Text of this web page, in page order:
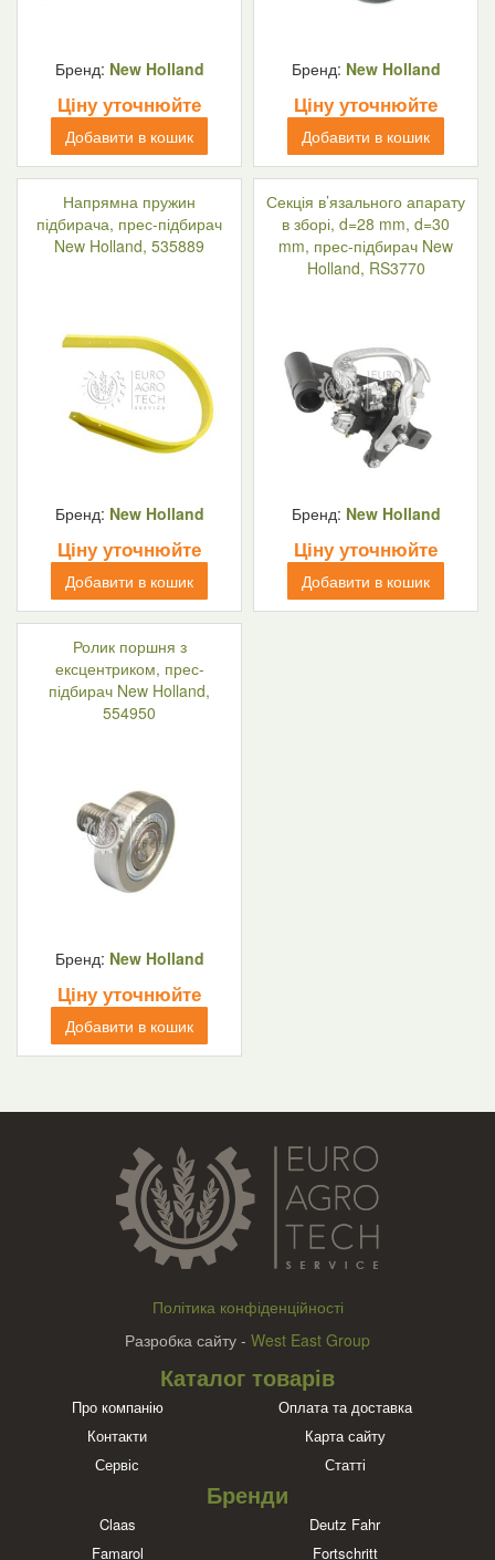
Бренд: New Holland
Ціну уточнюйте
Добавити в кошик
Бренд: New Holland
Ціну уточнюйте
Добавити в кошик
Напрямна пружин
підбирача, прес-підбирач
New Holland, 535889
Бренд: New Holland
Ціну уточнюйте
Добавити в кошик
Секція в’язального апарату
в зборі, d=28 mm, d=30
mm, прес-підбирач New
Holland, RS3770
Бренд: New Holland
Ціну уточнюйте
Добавити в кошик
Ролик поршня з
ексцентриком, прес-
підбирач New Holland,
554950
Бренд: New Holland
Ціну уточнюйте
Добавити в кошик
Політика конфіденційності
Разробка сайту - West East Group
Каталог товарів
Про компанію
Оплата та доставка
Контакти
Карта сайту
Сервіс
Статті
Бренди
Claas
Deutz Fahr
Famarol
Fortschritt